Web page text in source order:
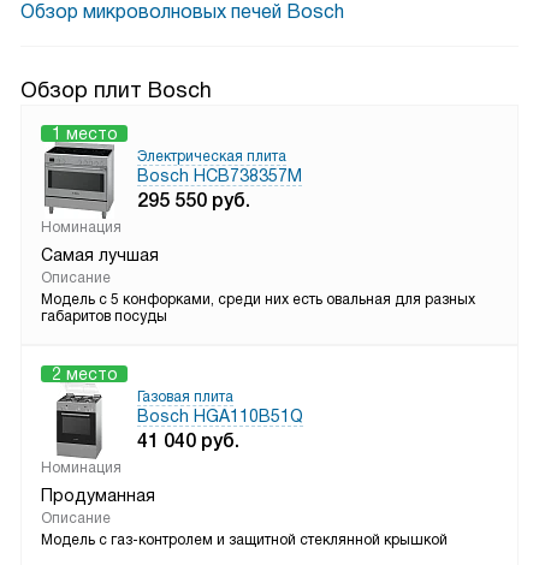
Обзор микроволновых печей Bosch
Обзор плит Bosch
1 место
Электрическая плита
Bosch HCB738357M
295 550 руб.
Номинация
Самая лучшая
Описание
Модель с 5 конфорками, среди них есть овальная для разных
габаритов посуды
2 место
Газовая плита
Bosch HGA110B51Q
41 040 руб.
Номинация
Продуманная
Описание
Модель с газ-контролем и защитной стеклянной крышкой